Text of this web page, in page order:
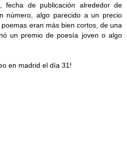
fecha de publicación alrededor de
número, algo parecido a un precio
eran más bien cortos, de una
un premio de poesía joven o algo
en madrid el día 31!